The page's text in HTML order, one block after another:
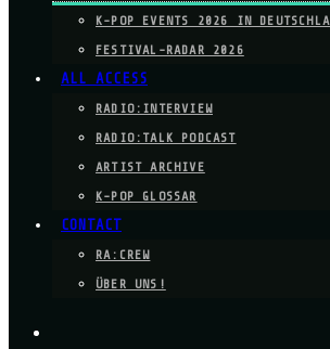
K-POP EVENTS 2026 IN
FESTIVAL-RADAR 2026
ALL ACCESS
RADIO:INTERVIEW
RADIO:TALK PODCAST
ARTIST ARCHIVE
K-POP GLOSSAR
CONTACT
RA:CREW
ÜBER UNS!